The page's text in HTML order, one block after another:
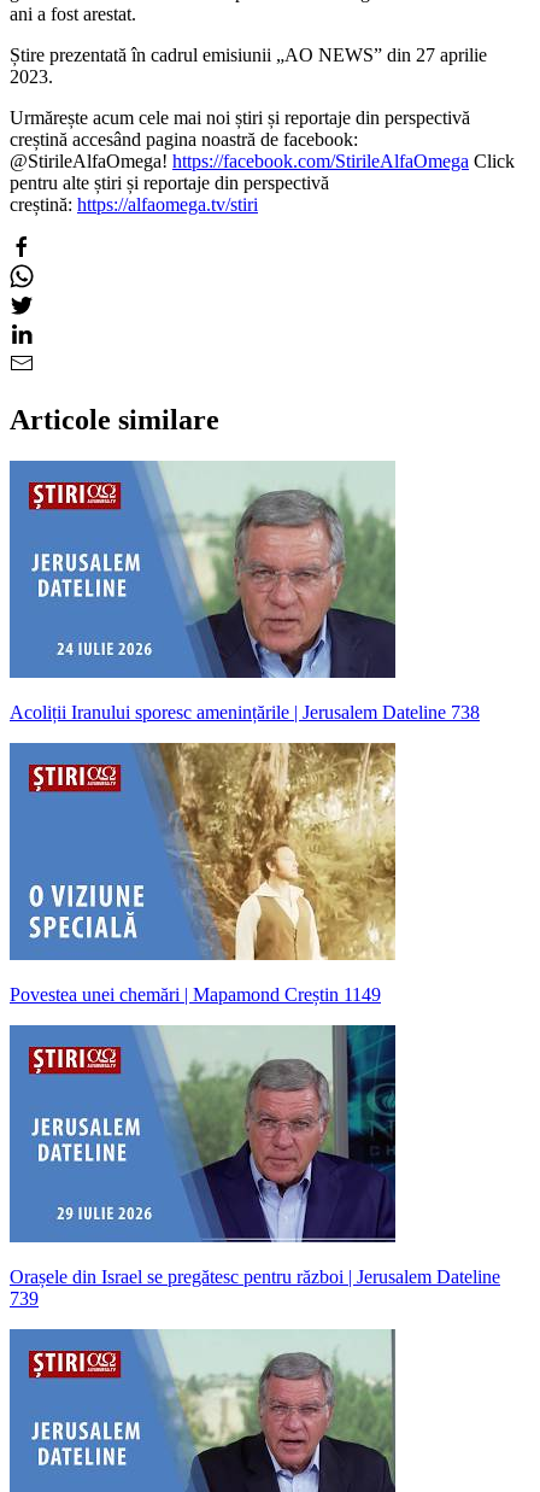
ani a fost arestat.
Știre prezentată în cadrul emisiunii „AO NEWS” din 27 aprilie
2023.
Urmărește acum cele mai noi știri și reportaje din perspectivă
creștină accesând pagina noastră de facebook:
@StirileAlfaOmega! https://facebook.com/StirileAlfaOmega Click
pentru alte știri și reportaje din perspectivă
creștină: https://alfaomega.tv/stiri
Articole similare
Acoliții Iranului sporesc amenințările | Jerusalem Dateline 738
Povestea unei chemări | Mapamond Creștin 1149
Orașele din Israel se pregătesc pentru război | Jerusalem Dateline
739